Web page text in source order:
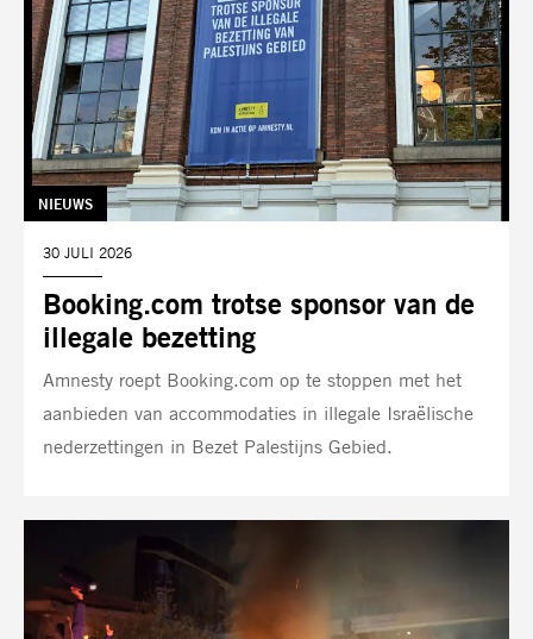
Booking.com trotse sponsor van de
illegale bezetting
TAG:
NIEUWS
DATUM:
30 JULI 2026
Amnesty roept Booking.com op te stoppen met het
aanbieden van accommodaties in illegale Israëlische
nederzettingen in Bezet Palestijns Gebied.